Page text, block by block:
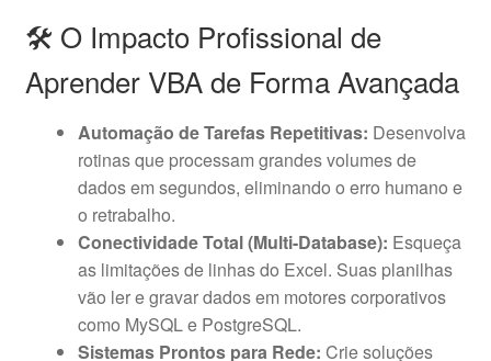
🛠️ O Impacto Profissional de
Aprender VBA de Forma Avançada
Automação de Tarefas Repetitivas: Desenvolva
rotinas que processam grandes volumes de
dados em segundos, eliminando o erro humano e
o retrabalho.
Conectividade Total (Multi-Database): Esqueça
as limitações de linhas do Excel. Suas planilhas
vão ler e gravar dados em motores corporativos
como MySQL e PostgreSQL.
Sistemas Prontos para Rede: Crie soluções